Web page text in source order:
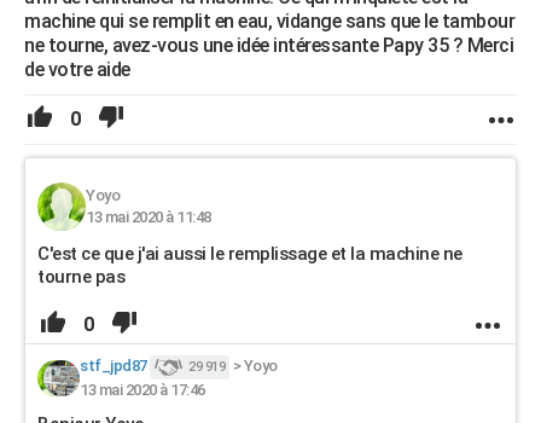
machine qui se remplit en eau, vidange sans que le tambour
ne tourne, avez-vous une idée intéressante Papy 35 ? Merci
de votre aide
0
Yoyo
13 mai 2020 à 11:48
C'est ce que j'ai aussi le remplissage et la machine ne
tourne pas
0
stf_jpd87 29 919 >Yoyo
13 mai 2020 à 17:46